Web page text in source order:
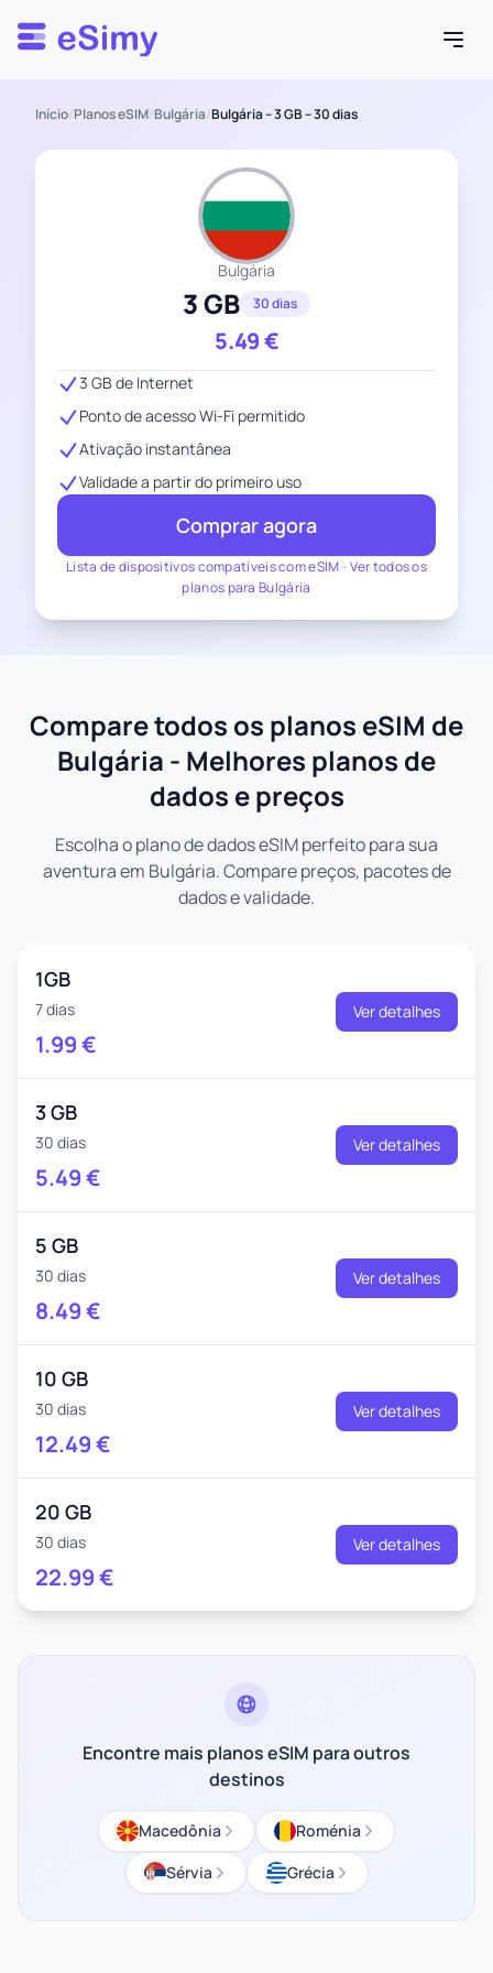
Esimy
Início/Planos eSIM/Bulgária/Bulgária – 3 GB – 30 dias
Bulgária
3 GB 30 dias
5.49€
Lista de dispositivos compatíveis com eSIM -Ver todos os
planos para Bulgária
3 GB de Internet
Ponto de acesso Wi-Fi permitido
Ativação instantânea
Validade a partir do primeiro uso
Comprar agora
Compare todos os planos eSIM de
Bulgária - Melhores planos de
dados e preços
Escolha o plano de dados eSIM perfeito para sua
aventura em Bulgária. Compare preços, pacotes de
dados e validade.
1GB
7 dias
1.99€
Ver detalhes
3 GB
30 dias
5.49€
Ver detalhes
5 GB
30 dias
8.49€
Ver detalhes
10 GB
30 dias
12.49€
Ver detalhes
20 GB
30 dias
22.99€
Ver detalhes
Encontre mais planos eSIM para outros
destinos
Macedônia
Roménia
Sérvia
Grécia